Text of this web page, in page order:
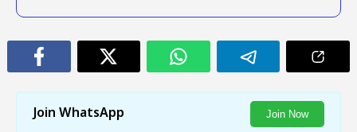
Join WhatsApp Join Now